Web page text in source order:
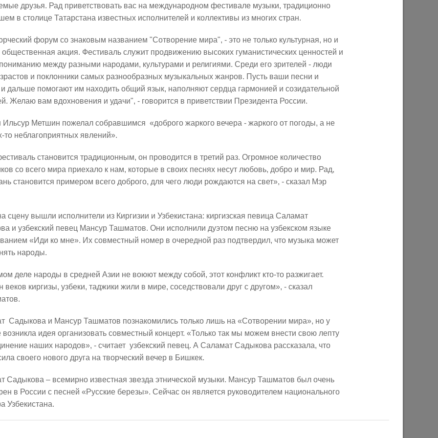
«Мы начали
инфраструктуру
В Казани выбрали лучшего
общественного воспитателя 2026 года
03/08/2026
Ильсур Метшин: «Надеюсь, парковый
вандализм скоро уйдет в прошлое»
03/08/2026
волне» в Казани выступят
Николай Расторгуев,
И.Метшин: «В Салават Купере
Казани»»
30/07/2026
Ильсур Метшин о строительстве
заняться спортом»
29/07/2026
«Общее количество
но до 60
выездов в день – это все
много»
В Казани отремонтируют в этом году
15,6 км сетей «Водоканала»
В Казани предпринимателям начнут
вторсырья
27/07/2026
друзья. Рад приветствовать вас на международном фестивале музыки, традиционно
в столице Татарстана известных исполнителей и коллективы из многих стран.
форум со знаковым названием "Сотворение мира", - это не только культурная, но и
акция. Фестиваль служит продвижению высоких гуманистических ценностей и
между разными народами, культурами и религиями. Среди его зрителей - люди
и поклонники самых разнообразных музыкальных жанров. Пусть ваши песни и
дальше помогают им находить общий язык, наполняют сердца гармонией и созидательной
Желаю вам вдохновения и удачи", - говорится в приветствии Президента России.
Ильсур Метшин пожелал собравшимся «доброго жаркого вечера - жаркого от погоды, а не
то неблагоприятных явлений».
становится традиционным, он проводится в третий раз. Огромное количество
со всего мира приехало к нам, которые в своих песнях несут любовь, добро и мир. Рад,
становится примером всего доброго, для чего люди рождаются на свет», - сказал Мэр
сцену вышли исполнители из Киргизии и Узбекистана: киргизская певица Саламат
и узбекский певец Мансур Ташматов. Они исполнили дуэтом песню на узбекском языке
«Иди ко мне». Их совместный номер в очередной раз подтвердил, что музыка может
народы.
деле народы в средней Азии не воюют между собой, этот конфликт кто-то разжигает.
веков киргизы, узбеки, таджики жили в мире, соседствовали друг с другом», - сказал
Садыкова и Мансур Ташматов познакомились только лишь на «Сотворении мира», но у
возникла идея организовать совместный концерт. «Только так мы можем внести свою лепту
наших народов», - считает узбекский певец. А Саламат Садыкова рассказала, что
своего нового друга на творческий вечер в Бишкек.
Садыкова – всемирно известная звезда этнической музыки. Мансур Ташматов был очень
в России с песней «Русские березы». Сейчас он является руководителем национального
Узбекистана.